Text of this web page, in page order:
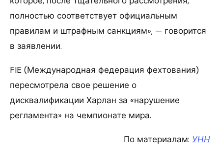
полностью соответствует официальным
правилам и штрафным санкциям», — говорится
в заявлении.
FIE (Международная федерация фехтования)
пересмотрела свое решение о
дисквалификации Харлан за «нарушение
регламента» на чемпионате мира.
По материалам: УНН